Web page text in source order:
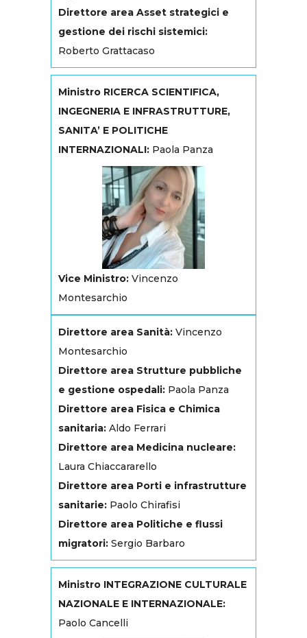
Direttore area Asset strategici e
gestione dei rischi sistemici:
Roberto Grattacaso
Ministro RICERCA SCIENTIFICA,
INGEGNERIA E INFRASTRUTTURE,
SANITA’ E POLITICHE
INTERNAZIONALI: Paola Panza
Vice Ministro: Vincenzo
Montesarchio
Direttore area Sanità: Vincenzo
Montesarchio
Direttore area Strutture pubbliche
e gestione ospedali: Paola Panza
Direttore area Fisica e Chimica
sanitaria: Aldo Ferrari
Direttore area Medicina nucleare:
Laura Chiaccararello
Direttore area Porti e infrastrutture
sanitarie: Paolo Chirafisi
Direttore area Politiche e flussi
migratori: Sergio Barbaro
Ministro INTEGRAZIONE CULTURALE
NAZIONALE E INTERNAZIONALE:
Paolo Cancelli